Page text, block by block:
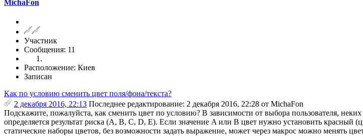
MichaFon
Участник
Сообщения: 11
Расположение: Киев
Записан
Как по условию сменить цвет поля/фона/текста?
2 декабря 2016, 22:13 Последнее редактирование: 2 декабря 2016, 22:28 от MichaFon
Подскажите, пожалуйста, как сменить цвет по условию? В зависимости от выбора пользователя,
определяется результат риска (A, B, C, D, E). Если значение A или B цвет нужно установить красный
статические наборы цветов, без возможности задать выражение, может через макрос можно менять